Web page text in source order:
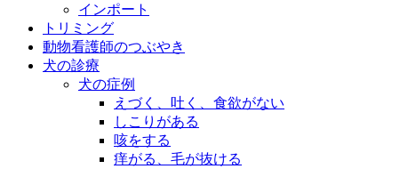
インポート
トリミング
動物看護師のつぶやき
犬の診療
犬の症例
えづく、吐く、食欲がない
しこりがある
咳をする
痒がる、毛が抜ける